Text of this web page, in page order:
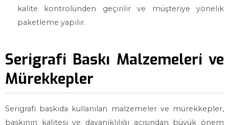
kalite kontrolünden geçirilir ve müşteriye yönelik
paketleme yapılır.
Serigrafi Baskı Malzemeleri ve
Mürekkepler
Serigrafi baskıda kullanılan malzemeler ve mürekkepler,
baskının kalitesi ve dayanıklılığı açısından büyük önem